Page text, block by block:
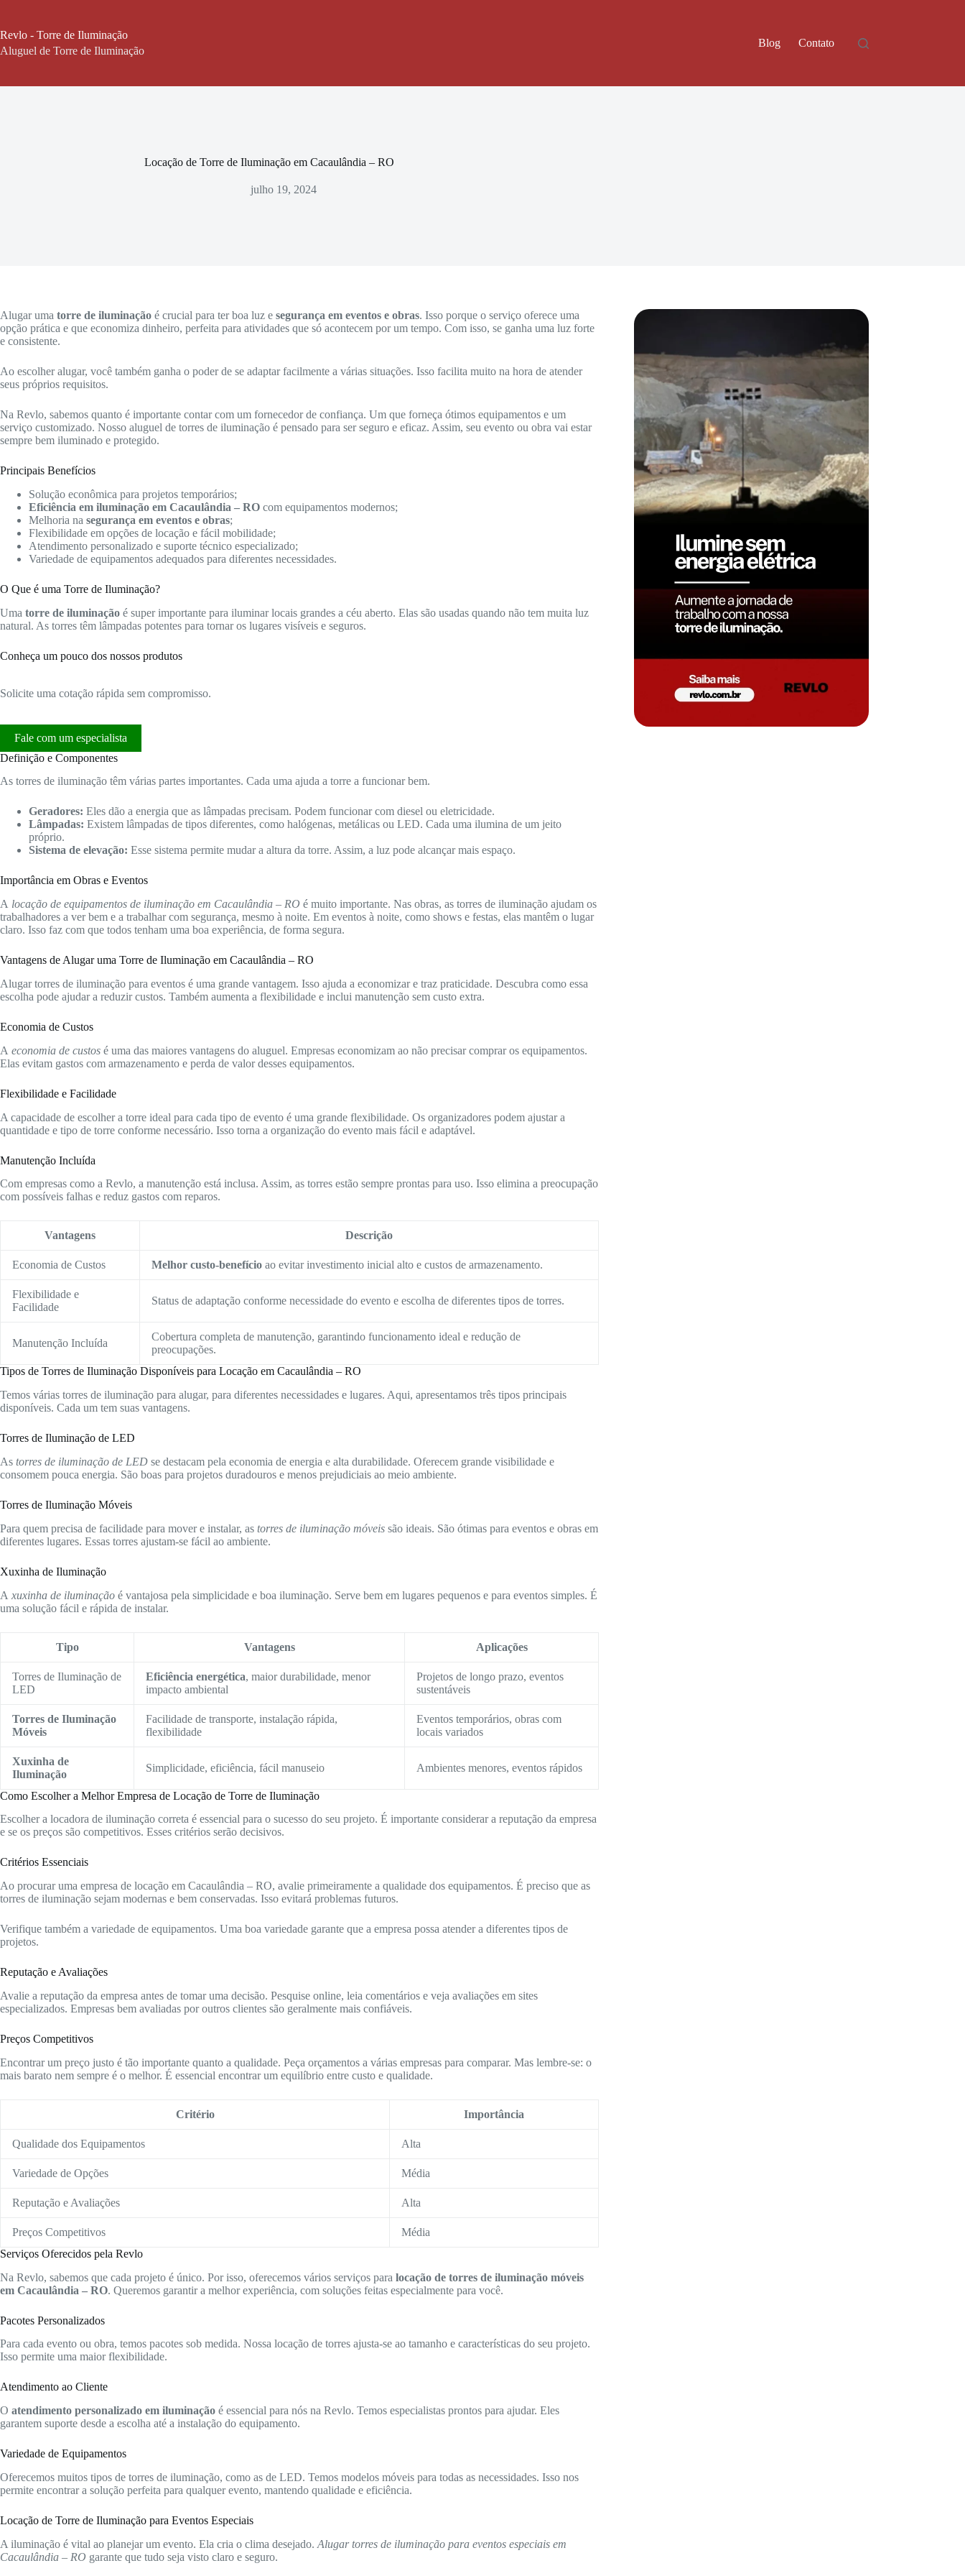
o
conteúdo
Revlo - Torre de Iluminação
Aluguel de Torre de Iluminação
Blog Contato
Locação de Torre de Iluminação em Cacaulândia – RO
julho 19, 2024
Alugar uma torre de iluminação é crucial para ter boa luz e segurança em eventos e obras. Isso porque o serviço oferece uma
opção prática e que economiza dinheiro, perfeita para atividades que só acontecem por um tempo. Com isso, se ganha uma luz forte
e consistente.
Ao escolher alugar, você também ganha o poder de se adaptar facilmente a várias situações. Isso facilita muito na hora de atender
seus próprios requisitos.
Na Revlo, sabemos quanto é importante contar com um fornecedor de confiança. Um que forneça ótimos equipamentos e um
serviço customizado. Nosso aluguel de torres de iluminação é pensado para ser seguro e eficaz. Assim, seu evento ou obra vai estar
sempre bem iluminado e protegido.
Principais Benefícios
Solução econômica para projetos temporários;
Eficiência em iluminação em Cacaulândia – RO com equipamentos modernos;
Melhoria na segurança em eventos e obras;
Flexibilidade em opções de locação e fácil mobilidade;
Atendimento personalizado e suporte técnico especializado;
Variedade de equipamentos adequados para diferentes necessidades.
O Que é uma Torre de Iluminação?
Uma torre de iluminação é super importante para iluminar locais grandes a céu aberto. Elas são usadas quando não tem muita luz
natural. As torres têm lâmpadas potentes para tornar os lugares visíveis e seguros.
Conheça um pouco dos nossos produtos
Solicite uma cotação rápida sem compromisso.
Fale com um especialista
Definição e Componentes
As torres de iluminação têm várias partes importantes. Cada uma ajuda a torre a funcionar bem.
Geradores: Eles dão a energia que as lâmpadas precisam. Podem funcionar com diesel ou eletricidade.
Lâmpadas: Existem lâmpadas de tipos diferentes, como halógenas, metálicas ou LED. Cada uma ilumina de um jeito
próprio.
Sistema de elevação: Esse sistema permite mudar a altura da torre. Assim, a luz pode alcançar mais espaço.
Importância em Obras e Eventos
A locação de equipamentos de iluminação em Cacaulândia – RO é muito importante. Nas obras, as torres de iluminação ajudam os
trabalhadores a ver bem e a trabalhar com segurança, mesmo à noite. Em eventos à noite, como shows e festas, elas mantêm o lugar
claro. Isso faz com que todos tenham uma boa experiência, de forma segura.
Vantagens de Alugar uma Torre de Iluminação em Cacaulândia – RO
Alugar torres de iluminação para eventos é uma grande vantagem. Isso ajuda a economizar e traz praticidade. Descubra como essa
escolha pode ajudar a reduzir custos. Também aumenta a flexibilidade e inclui manutenção sem custo extra.
Economia de Custos
A economia de custos é uma das maiores vantagens do aluguel. Empresas economizam ao não precisar comprar os equipamentos.
Elas evitam gastos com armazenamento e perda de valor desses equipamentos.
Flexibilidade e Facilidade
A capacidade de escolher a torre ideal para cada tipo de evento é uma grande flexibilidade. Os organizadores podem ajustar a
quantidade e tipo de torre conforme necessário. Isso torna a organização do evento mais fácil e adaptável.
Manutenção Incluída
Com empresas como a Revlo, a manutenção está inclusa. Assim, as torres estão sempre prontas para uso. Isso elimina a preocupação
com possíveis falhas e reduz gastos com reparos.
Vantagens Descrição
Economia de Custos Melhor custo-benefício ao evitar investimento inicial alto e custos de armazenamento.
Flexibilidade e
Facilidade
Status de adaptação conforme necessidade do evento e escolha de diferentes tipos de torres.
Manutenção Incluída
Cobertura completa de manutenção, garantindo funcionamento ideal e redução de
preocupações.
Tipos de Torres de Iluminação Disponíveis para Locação em Cacaulândia – RO
Temos várias torres de iluminação para alugar, para diferentes necessidades e lugares. Aqui, apresentamos três tipos principais
disponíveis. Cada um tem suas vantagens.
Torres de Iluminação de LED
As torres de iluminação de LED se destacam pela economia de energia e alta durabilidade. Oferecem grande visibilidade e
consomem pouca energia. São boas para projetos duradouros e menos prejudiciais ao meio ambiente.
Torres de Iluminação Móveis
Para quem precisa de facilidade para mover e instalar, as torres de iluminação móveis são ideais. São ótimas para eventos e obras em
diferentes lugares. Essas torres ajustam-se fácil ao ambiente.
Xuxinha de Iluminação
A xuxinha de iluminação é vantajosa pela simplicidade e boa iluminação. Serve bem em lugares pequenos e para eventos simples. É
uma solução fácil e rápida de instalar.
Tipo Vantagens Aplicações
Torres de Iluminação de
LED
Eficiência energética, maior durabilidade, menor
impacto ambiental
Projetos de longo prazo, eventos
sustentáveis
Torres de Iluminação
Móveis
Facilidade de transporte, instalação rápida,
flexibilidade
Eventos temporários, obras com
locais variados
Xuxinha de
Iluminação
Simplicidade, eficiência, fácil manuseio Ambientes menores, eventos rápidos
Como Escolher a Melhor Empresa de Locação de Torre de Iluminação
Escolher a locadora de iluminação correta é essencial para o sucesso do seu projeto. É importante considerar a reputação da empresa
e se os preços são competitivos. Esses critérios serão decisivos.
Critérios Essenciais
Ao procurar uma empresa de locação em Cacaulândia – RO, avalie primeiramente a qualidade dos equipamentos. É preciso que as
torres de iluminação sejam modernas e bem conservadas. Isso evitará problemas futuros.
Verifique também a variedade de equipamentos. Uma boa variedade garante que a empresa possa atender a diferentes tipos de
projetos.
Reputação e Avaliações
Avalie a reputação da empresa antes de tomar uma decisão. Pesquise online, leia comentários e veja avaliações em sites
especializados. Empresas bem avaliadas por outros clientes são geralmente mais confiáveis.
Preços Competitivos
Encontrar um preço justo é tão importante quanto a qualidade. Peça orçamentos a várias empresas para comparar. Mas lembre-se: o
mais barato nem sempre é o melhor. É essencial encontrar um equilíbrio entre custo e qualidade.
Critério Importância
Qualidade dos Equipamentos Alta
Variedade de Opções Média
Reputação e Avaliações Alta
Preços Competitivos
Média
Serviços Oferecidos pela Revlo
Na Revlo, sabemos que cada projeto é único. Por isso, oferecemos vários serviços para locação de torres de iluminação móveis
em Cacaulândia – RO. Queremos garantir a melhor experiência, com soluções feitas especialmente para você.
Pacotes Personalizados
Para cada evento ou obra, temos pacotes sob medida. Nossa locação de torres ajusta-se ao tamanho e características do seu projeto.
Isso permite uma maior flexibilidade.
Atendimento ao Cliente
O atendimento personalizado em iluminação é essencial para nós na Revlo. Temos especialistas prontos para ajudar. Eles
garantem suporte desde a escolha até a instalação do equipamento.
Variedade de Equipamentos
Oferecemos muitos tipos de torres de iluminação, como as de LED. Temos modelos móveis para todas as necessidades. Isso nos
permite encontrar a solução perfeita para qualquer evento, mantendo qualidade e eficiência.
Locação de Torre de Iluminação para Eventos Especiais
A iluminação é vital ao planejar um evento. Ela cria o clima desejado. Alugar torres de iluminação para eventos especiais em
Cacaulândia – RO garante que tudo seja visto claro e seguro.